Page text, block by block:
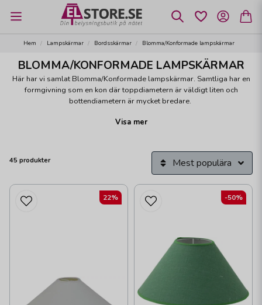
Hem Lampskärmar Bordsskärmar Blomma/Konformade lampskärmar
BLOMMA/KONFORMADE LAMPSKÄRMAR
Här har vi samlat Blomma/Konformade lampskärmar. Samtliga har en
formgivning som en kon där toppdiametern är väldigt liten och
bottendiametern är mycket bredare.
Kommer med ett klofäste som fästs direkt på ljuskällan eller med ett E27-
Vi har samlat alla storlekar i samma färg och form inne på 1st artikel. Om
du ser en lampskärm som du tycker om, klicka på den och välj storlek
Visa mer
45 produkter Mest populära
22% -50%